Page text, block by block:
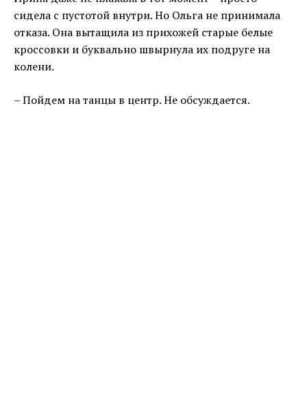
сидела с пустотой внутри. Но Ольга не принимала
отказа. Она вытащила из прихожей старые белые
кроссовки и буквально швырнула их подруге на
колени.
– Пойдем на танцы в центр. Не обсуждается.